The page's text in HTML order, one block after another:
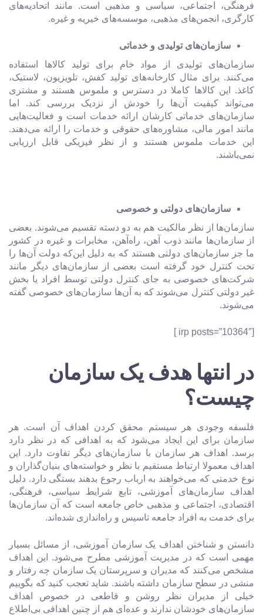
فرهنگی، اجتماعی، سیاسی و مذهبی است. مانند اتحادیه‌های
کارگری، انجمن‌های مذهبی، موسسه‌های خیریه و غیره.
سازمان‌های تولیدی و خدماتی
سازمان‌های تولیدی از مواد خام برای تولید کالاها استفاده
می‌کنند. برای مثال کارخانه‌های تولید کفش، تلویزیون، لاستیک،
کاغذ. این کالاها کاملا در دسترس و ملموس هستند و مشتری
می‌تواند کیفیت آن‌ها را خودش از نزدیک بررسی کند. اما
سازمان‌های خدماتی کارشان ارائه خدمات است و فعالیت‌هایی
مانند امور مالی، مشاوره‌های حقوقی و خدمات را ارائه می‌دهند.
این خدمات ملموس هستند و از نظر فیزیکی قابل ارزیابی
نمی‌باشند.
سازمان‌های دولتی و خصوصی
سازمان‌ها از نظر مالکیت هم به دو دسته تقسیم می‌شوند. بعضی
از سازمان‌ها مانند ذوب آهن، راه‌آهن، مخابرات و غیره در کشور
ما جز سازمان‌های دولتی هستند که به دلیل این‌که دولت آن‌ها را
تحت کنترل خود گرفته است بعضی از سازمان‌های دیگر مانند
شرکت‌های خصوصی به جای کنترل دولتی توسط افراد یا بخش
غیر دولتی کنترل می‌شوند که به آن‌ها سازمان‌های خصوصی گفته
می‌شوند.
[irp posts=”10364″ ]
در انتها هدف یک سازمان
چیست؟
فلسفه وجودی هر سیستم محقق کردن اهداف آن است. هر
سازمان برای این ایجاد می‌شود که به اهدافی که در نظر دارد
برسد. اهداف هر سازمان با سازمان‌های دیگر تفاوت دارد. این
اهداف معمولا ارتباط مستقیم با نظر و خواسته‌های بنیان‌گذاران و
نوع خدمتی که می‌خواهند به ارباب رجوع بدهند بستگی دارد. دلیل
اهداف سازمان‌های آموزشی، تابع شرایط سیاسی، فرهنگی،
اقتصادی، اجتماعی و مذهبی خاص جامعه است که آن‌ سازمان‌ها
برای خدمت به افراد جامعه تاسیس و راه‌اندازی شده‌اند.
دانستن و شناختن اهداف یک سازمان آموزشی، از مسائل بسیار
مهمی است که در مدیریت آموزشی مطرح می‌شود. این اهداف
مشخص می‌کنند که مدیران و سرپرستان یک سازمان چه رفتار و
منشی در سطح سازمان داشته باشند. شاید تعجب کنید که بگوییم
خیلی از مدیران نظر روشن و قاطعی در خصوص اهداف
سازمان‌های خودشان ندارند و عده‌ای هم از چنین اهدافی بی‌اطلاع